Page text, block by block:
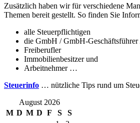
Zusätzlich haben wir für verschiedene
Themen bereit gestellt. So finden Sie
alle Steuerpflichtigen
die GmbH / GmbH-Geschäftsführer
Freiberufler
Immobilienbesitzer und
Arbeitnehmer …
Steuerinfo … nützliche Tips rund um
August 2026
M D M D F S
S